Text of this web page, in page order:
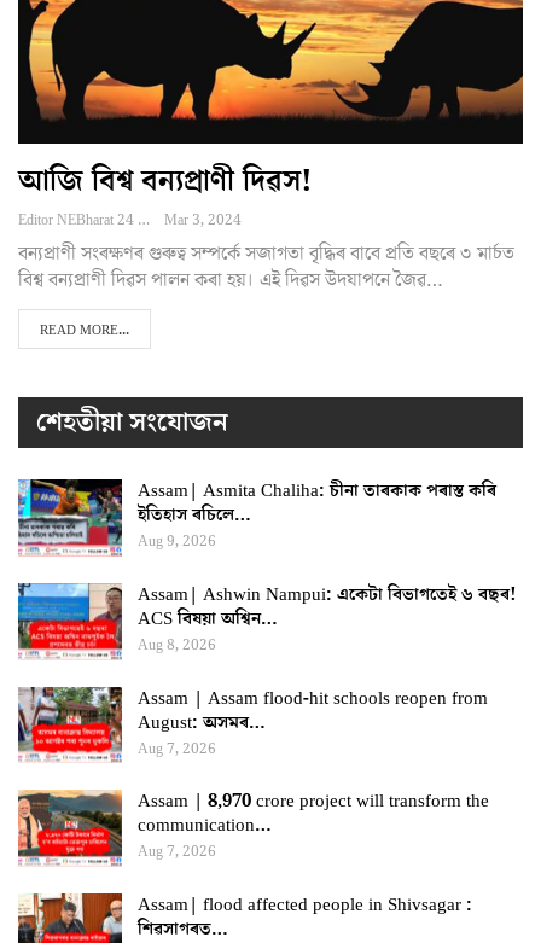
আজি বিশ্ব বন্যপ্ৰাণী দিৱস!
Editor NEBharat 24 Mar 3, 2024
বন্যপ্ৰাণী সংৰক্ষণৰ গুৰুত্ব সম্পৰ্কে সজাগতা বৃদ্ধিৰ বাবে প্ৰতি বছৰে ৩ মাৰ্চত
বিশ্ব বন্যপ্ৰাণী দিৱস পালন কৰা হয়। এই দিৱস উদযাপনে জৈৱ…
READ MORE...
শেহতীয়া সংযোজন
Assam| Asmita Chaliha: চীনা তাৰকাক পৰাস্ত কৰি
ইতিহাস ৰচিলে…
Aug 9, 2026
Assam| Ashwin Nampui: একেটা বিভাগতেই ৬ বছৰ!
ACS বিষয়া অশ্বিন…
Aug 8, 2026
Assam | Assam flood-hit schools reopen from
August: অসমৰ…
Aug 7, 2026
Assam | 8,970 crore project will transform the
communication…
Aug 7, 2026
Assam| flood affected people in Shivsagar :
শিৱসাগৰত…